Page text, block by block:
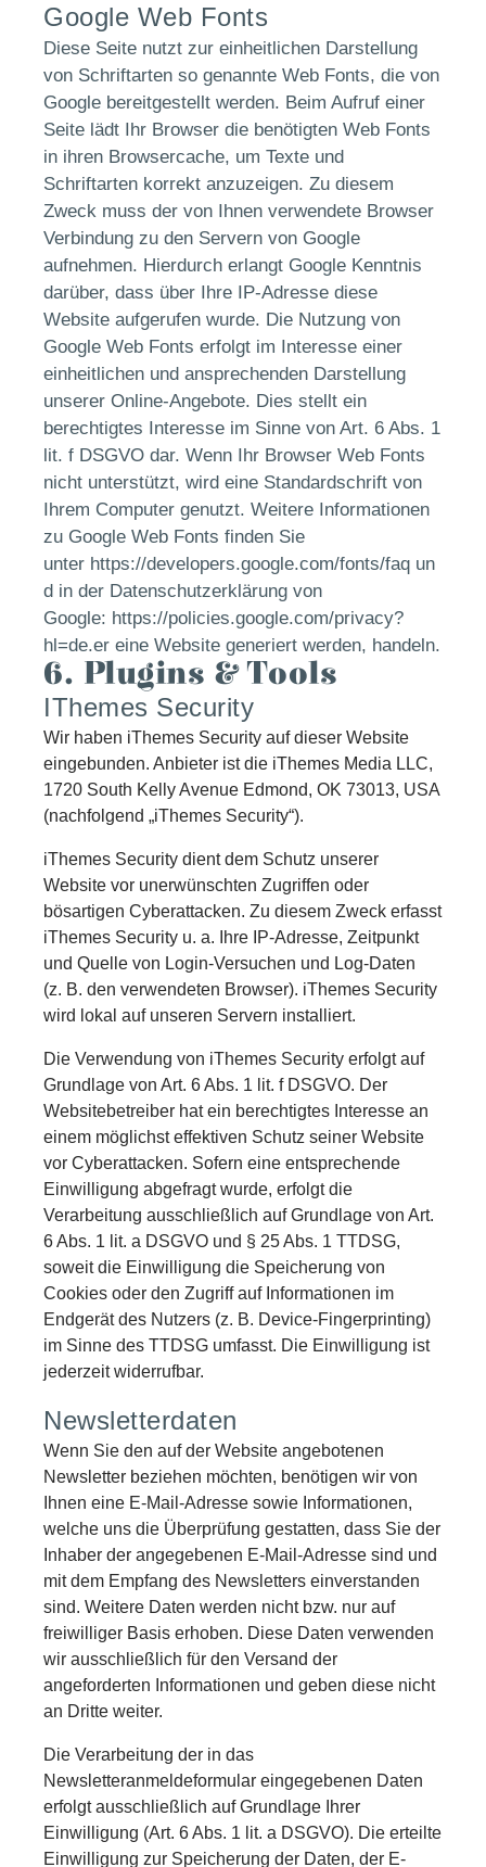
Google Web Fonts
Diese Seite nutzt zur einheitlichen Darstellung
von Schriftarten so genannte Web Fonts, die von
Google bereitgestellt werden. Beim Aufruf einer
Seite lädt Ihr Browser die benötigten Web Fonts
in ihren Browsercache, um Texte und
Schriftarten korrekt anzuzeigen. Zu diesem
Zweck muss der von Ihnen verwendete Browser
Verbindung zu den Servern von Google
aufnehmen. Hierdurch erlangt Google Kenntnis
darüber, dass über Ihre IP-Adresse diese
Website aufgerufen wurde. Die Nutzung von
Google Web Fonts erfolgt im Interesse einer
einheitlichen und ansprechenden Darstellung
unserer Online-Angebote. Dies stellt ein
berechtigtes Interesse im Sinne von Art. 6 Abs. 1
lit. f DSGVO dar. Wenn Ihr Browser Web Fonts
nicht unterstützt, wird eine Standardschrift von
Ihrem Computer genutzt. Weitere Informationen
zu Google Web Fonts finden Sie
unter https://developers.google.com/fonts/faq un
d in der Datenschutzerklärung von
Google: https://policies.google.com/privacy?
hl=de.er eine Website generiert werden, handeln.
6. Plugins & Tools
IThemes Security
Wir haben iThemes Security auf dieser Website
eingebunden. Anbieter ist die iThemes Media LLC,
1720 South Kelly Avenue Edmond, OK 73013, USA
(nachfolgend „iThemes Security“).
iThemes Security dient dem Schutz unserer
Website vor unerwünschten Zugriffen oder
bösartigen Cyberattacken. Zu diesem Zweck erfasst
iThemes Security u. a. Ihre IP-Adresse, Zeitpunkt
und Quelle von Login-Versuchen und Log-Daten
(z. B. den verwendeten Browser). iThemes Security
wird lokal auf unseren Servern installiert.
Die Verwendung von iThemes Security erfolgt auf
Grundlage von Art. 6 Abs. 1 lit. f DSGVO. Der
Websitebetreiber hat ein berechtigtes Interesse an
einem möglichst effektiven Schutz seiner Website
vor Cyberattacken. Sofern eine entsprechende
Einwilligung abgefragt wurde, erfolgt die
Verarbeitung ausschließlich auf Grundlage von Art.
6 Abs. 1 lit. a DSGVO und § 25 Abs. 1 TTDSG,
soweit die Einwilligung die Speicherung von
Cookies oder den Zugriff auf Informationen im
Endgerät des Nutzers (z. B. Device-Fingerprinting)
im Sinne des TTDSG umfasst. Die Einwilligung ist
jederzeit widerrufbar.
Newsletterdaten
Wenn Sie den auf der Website angebotenen
Newsletter beziehen möchten, benötigen wir von
Ihnen eine E-Mail-Adresse sowie Informationen,
welche uns die Überprüfung gestatten, dass Sie der
Inhaber der angegebenen E-Mail-Adresse sind und
mit dem Empfang des Newsletters einverstanden
sind. Weitere Daten werden nicht bzw. nur auf
freiwilliger Basis erhoben. Diese Daten verwenden
wir ausschließlich für den Versand der
angeforderten Informationen und geben diese nicht
an Dritte weiter.
Die Verarbeitung der in das
Newsletteranmeldeformular eingegebenen Daten
erfolgt ausschließlich auf Grundlage Ihrer
Einwilligung (Art. 6 Abs. 1 lit. a DSGVO). Die erteilte
Einwilligung zur Speicherung der Daten, der E-